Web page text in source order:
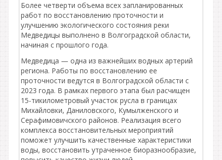
Более четверти объема всех запланированных
работ по восстановлению проточности и
улучшению экологического состояния реки
Медведицы выполнено в Волгоградской области,
начиная с прошлого года.
Медведица — одна из важнейших водных артерий
региона. Работы по восстановлению ее
проточности ведутся в Волгоградской области с
2023 года. В рамках первого этапа был расчищен
15-тикилометровый участок русла в границах
Михайловки, Даниловского, Кумылженского и
Серафимовичского районов. Реализация всего
комплекса восстановительных мероприятий
поможет улучшить качественные характеристики
воды, восстановить утраченное биоразнообразие,